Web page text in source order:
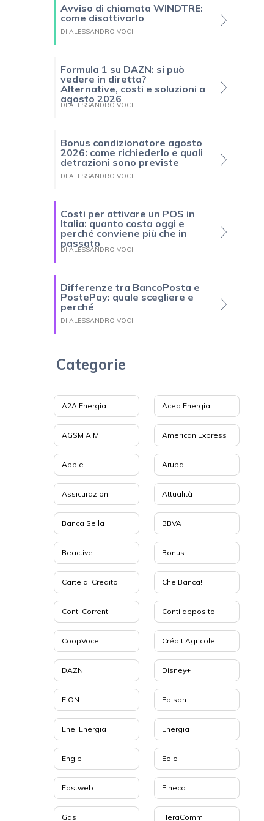
Avviso di chiamata WINDTRE:
come disattivarlo
DI ALESSANDRO VOCI
Formula 1 su DAZN: si può
vedere in diretta?
Alternative, costi e soluzioni a
agosto 2026
DI ALESSANDRO VOCI
Bonus condizionatore agosto
2026: come richiederlo e quali
detrazioni sono previste
DI ALESSANDRO VOCI
Costi per attivare un POS in
Italia: quanto costa oggi e
perché conviene più che in
passato
DI ALESSANDRO VOCI
Differenze tra BancoPosta e
PostePay: quale scegliere e
perché
DI ALESSANDRO VOCI
Categorie
A2A Energia Acea Energia
AGSM AIM American Express
Apple Aruba
Assicurazioni Attualità
Banca Sella BBVA
Beactive Bonus
Carte di Credito Che Banca!
Conti Correnti Conti deposito
CoopVoce Crédit Agricole
DAZN Disney+
E.ON Edison
Enel Energia Energia
Engie Eolo
Fastweb Fineco
Gas HeraComm